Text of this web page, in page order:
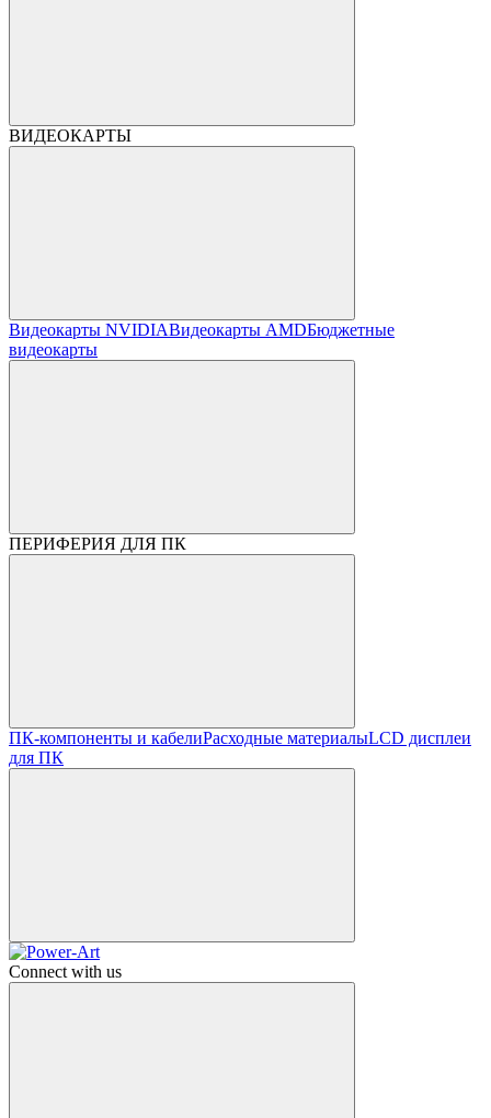
ВИДЕОКАРТЫ
Видеокарты NVIDIAВидеокарты AMDБюджетные
видеокарты
ПЕРИФЕРИЯ ДЛЯ ПК
ПК-компоненты и кабелиРасходные материалыLCD дисплеи
для ПК
Connect with us